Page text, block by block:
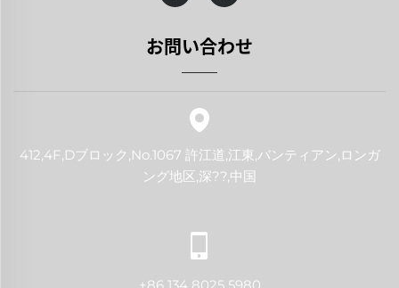
お問い合わせ
412,4F,Dブロック,No.1067 許江道,江東,バンティアン,ロンガ
ング地区,深??,中国